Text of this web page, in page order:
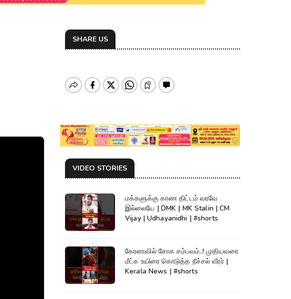
SHARE US
VIDEO STORIES
மக்களுக்கு காண திட்டம் வரவே
இல்லையே | DMK | MK Stalin | CM
Vijay | Udhayanidhi | #shorts
கேரளாவில் சோக சம்பவம்..! முதியவரை
மீட்க உயிரை கொடுத்த நீச்சல் வீரர் |
Kerala News | #shorts